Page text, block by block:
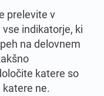
prelevite v
indikatorje, ki
na delovnem
katere so
ne.